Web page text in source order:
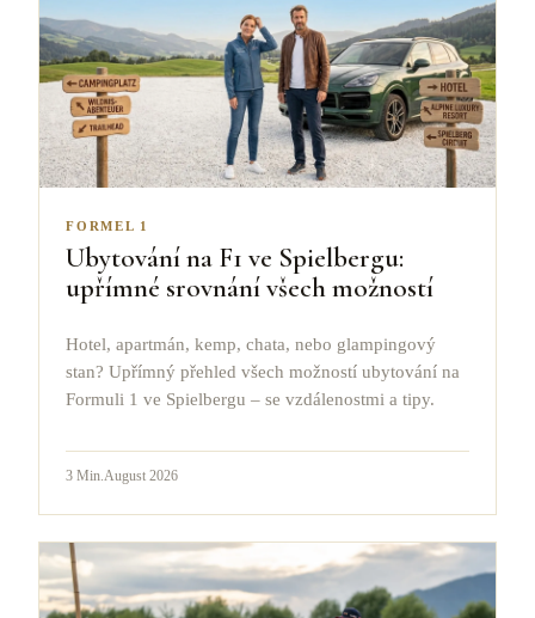
FORMEL 1
Ubytování na F1 ve Spielbergu:
upřímné srovnání všech možností
Hotel, apartmán, kemp, chata, nebo glampingový
stan? Upřímný přehled všech možností ubytování na
Formuli 1 ve Spielbergu – se vzdálenostmi a tipy.
3 Min.August 2026